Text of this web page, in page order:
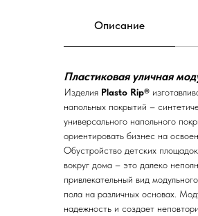
Описание
Пластиковая уличная
Изделия Plasto Rip®
напольных покрытий –
универсального напольного
ориентировать бизнес на
Обустройство детских
вокруг дома – это далеко
привлекательный вид
пола на различных основах.
надежность и создает